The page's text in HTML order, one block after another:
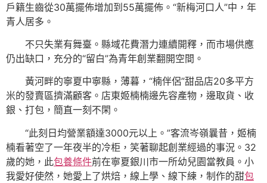
戶籍生齒從30萬擺佈增加到55萬擺佈。“新梅河口人”中，年
青人居多。
不只失業有舞臺。縣域花費潛力連續開釋，而市場供應
仍出缺口，充分的“留白”為青年創業翻開空間。
黃河畔的寧夏中寧縣，薄暮，“楠伴侶”甜品店20多平方
米的發賣區擠滿顧客。店東姬楠楠邊先容產物，邊取貨、收
銀、打包，簡直一刻不閑。
“此刻日均營業額達3000元以上。”客流岑嶺曩昔，姬楠
楠看著空了一年夜半的冷柜，笑著聊起創業經過的事況。32
歲的她，此包養條件前在寧夏銀川市一所幼兒園當教員。小
我愛好使然，她愛上了烘焙，線上學、線下練，制作的甜包